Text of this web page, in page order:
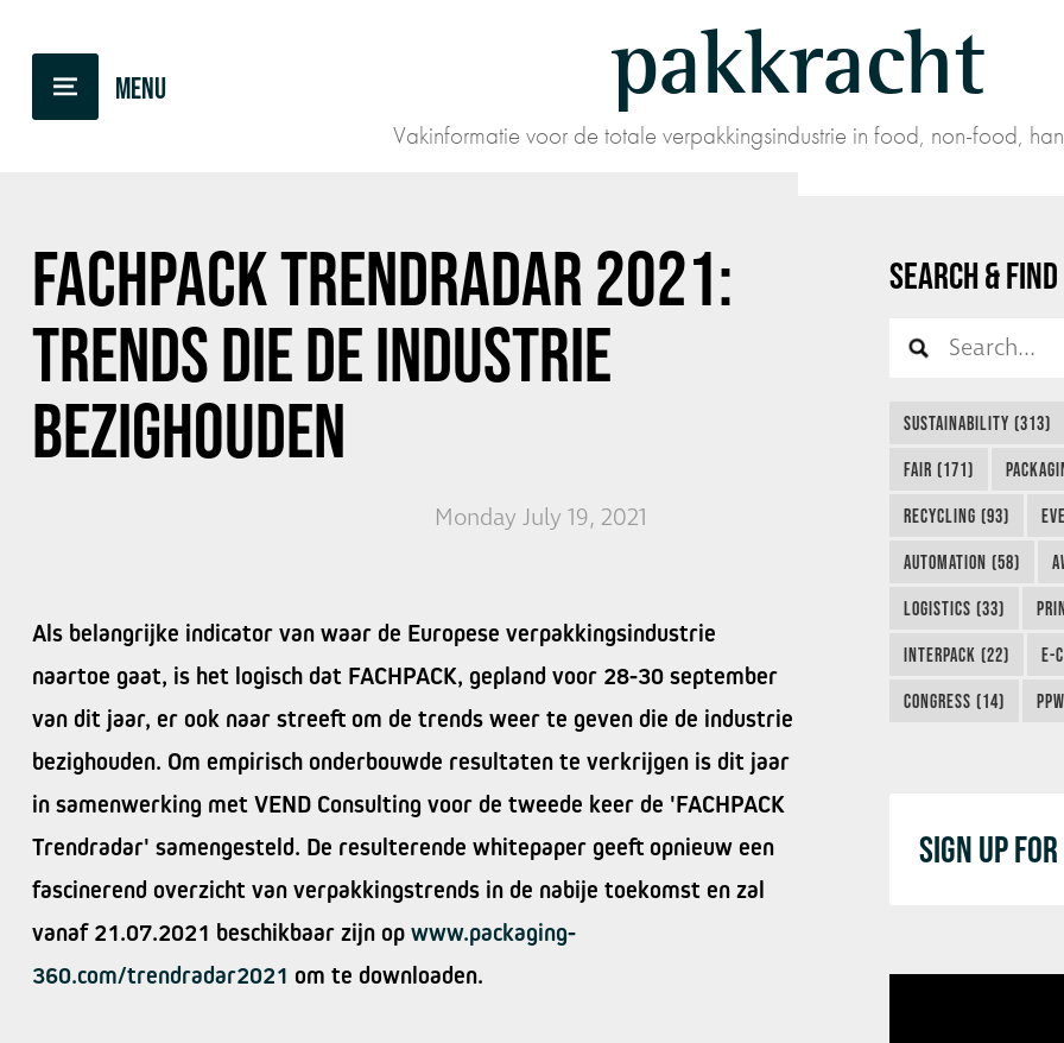
pakkracht
Vakinformatie voor de totale verpakkingsindustrie in food, non-food,
FACHPACK TRENDRADAR 2021:
TRENDS DIE DE INDUSTRIE
BEZIGHOUDEN
Monday July 19, 2021
Als belangrijke indicator van waar de Europese verpakkingsindustrie
naartoe gaat, is het logisch dat FACHPACK, gepland voor 28-30 september
van dit jaar, er ook naar streeft om de trends weer te geven die de industrie
bezighouden. Om empirisch onderbouwde resultaten te verkrijgen is dit jaar
in samenwerking met VEND Consulting voor de tweede keer de 'FACHPACK
Trendradar' samengesteld. De resulterende whitepaper geeft opnieuw een
fascinerend overzicht van verpakkingstrends in de nabije toekomst en zal
vanaf 21.07.2021 beschikbaar zijn op www.packaging-
360.com/trendradar2021 om te downloaden.
SEARCH & FIND
SUSTAINABILITY (313)
FAIR (171)
RECYCLING (93)
AUTOMATION (58)
LOGISTICS (33)
INTERPACK (22) E-
CONGRESS (14)
SIGN UP